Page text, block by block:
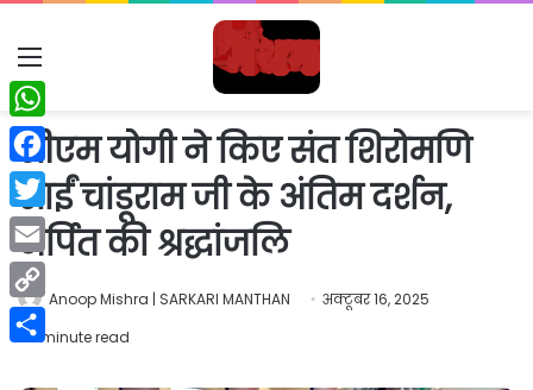
Menu
सीएम योगी ने किए संत शिरोमणि
साईं चांडूराम जी के अंतिम दर्शन,
अर्पित की श्रद्धांजलि
Anoop Mishra | SARKARI MANTHAN
अक्टूबर 16, 2025
1 minute read
WhatsApp
Facebook
Twitter
Email
Copy
Link